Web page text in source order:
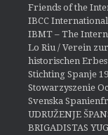
Friends of the
IBCC
IBMT – The
Lo Riu / Verein
historischen
Stichting Spanje
Stowarzyszenie
Svenska
UDRUŽENJE
BRIGADISTAS